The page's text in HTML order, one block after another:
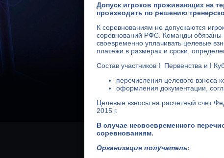
Допуск игроков проживающих на
производить по решению
К соревнованиям не допускаются
соревнований РФС. Команды обязаны
своевременно уплачивать целевые
платежи в размерах и сроки,
Состав участников I Первенства и I
перечисления целевого взноса
оформления документации,
Целевые взносы на расчетный счет
2015 г.
В случае несвоевременного
соревнованиям.
Организация получатель: